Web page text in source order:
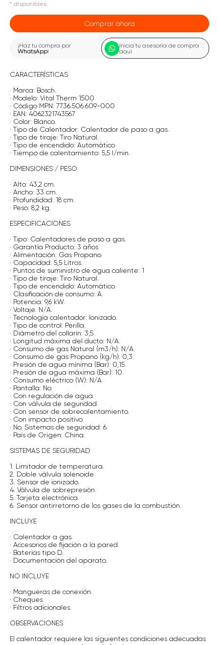
* disponibles.
Comprar ahora
¡Haz tu compra por
WhatsApp!
Inicia tu asesoría de compra
aquí
CARACTERÍSTICAS
· Marca: Bosch.
· Modelo: Vital Therm 1500
· Código MPN: 7736.506.609-000
· EAN: 4062321743567
· Color: Blanco.
· Tipo de Calentador: Calentador de paso a gas.
· Tipo de tiraje: Tiro Natural.
· Tipo de encendido: Automático.
· Tiempo de calentamiento: 5,5 l/min.
DIMENSIONES / PESO
· Alto: 43,2 cm.
· Ancho: 33 cm.
· Profundidad: 18 cm.
· Peso: 8,2 kg.
ESPECIFICACIONES
· Tipo: Calentadores de paso a gas.
· Garantía Producto: 3 años
· Alimentación: Gas Propano.
· Capacidad: 5,5 Litros.
· Puntos de suministro de agua caliente: 1
· Tipo de tiraje: Tiro Natural.
· Tipo de encendido: Automático.
· Clasificación de consumo: A.
· Potencia: 9,6 kW.
· Voltaje: N/A.
· Tecnología calentador: Ionizado.
· Tipo de control: Perilla.
· Diámetro del collarín: 3,5.
· Longitud máxima del ducto: N/A.
· Consumo de gas Natural (m3/h): N/A.
· Consumo de gas Propano (kg/h): 0,3.
· Presión de agua mínima (Bar): 0,15.
· Presión de agua máxima (Bar): 10.
· Consumo eléctrico (W): N/A.
· Pantalla: No.
· Con regulación de agua.
· Con válvula de seguridad.
· Con sensor de sobrecalentamiento.
· Con impacto positivo.
· No. Sistemas de seguridad: 6.
· País de Origen: China.
SISTEMAS DE SEGURIDAD
1. Limitador de temperatura.
2. Doble válvula solenoide
3. Sensor de ionizado.
4. Válvula de sobrepresión.
5. Tarjeta electrónica.
6. Sensor antirretorno de los gases de la combustión.
INCLUYE
· Calentador a gas.
· Accesorios de fijación a la pared.
· Baterías tipo D.
· Documentación del aparato.
NO INCLUYE
· Mangueras de conexión.
· Cheques.
· Filtros adicionales.
OBSERVACIONES
El calentador requiere las siguientes condiciones adecuadas